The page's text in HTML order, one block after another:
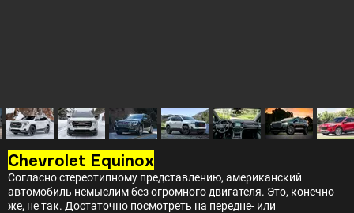
Chevrolet Equinox
Согласно стереотипному представлению, американский
автомобиль немыслим без огромного двигателя. Это, конечно
же, не так. Достаточно посмотреть на передне- или